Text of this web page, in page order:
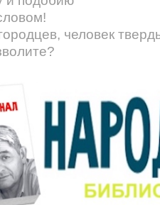
человек